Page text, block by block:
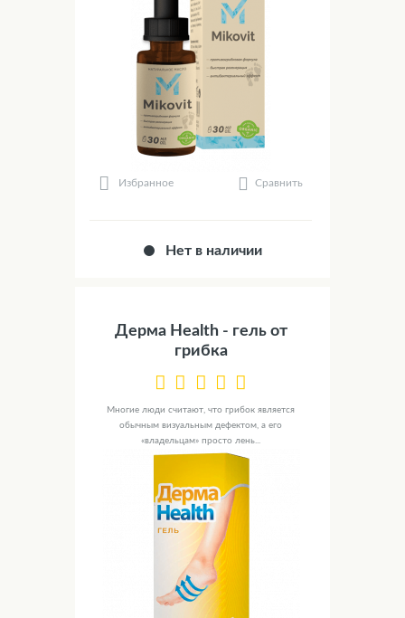
Избранное Сравнить
Нет в наличии
Дерма Health - гель от
грибка
Многие люди считают, что грибок является
обычным визуальным дефектом, а его
«владельцам» просто лень...